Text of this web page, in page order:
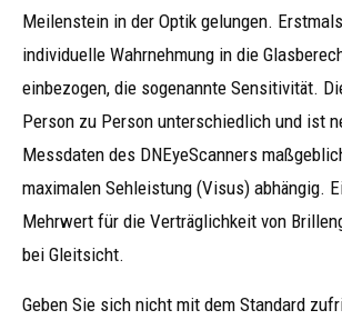
Meilenstein in der Optik gelungen.
individuelle Wahrnehmung in die
einbezogen, die sogenannte Sensitivität.
Person zu Person unterschiedlich und ist
Messdaten des DNEyeScanners
maximalen Sehleistung (Visus) abhängig.
Mehrwert für die Verträglichkeit von
bei Gleitsicht.
Geben Sie sich nicht mit dem Standard